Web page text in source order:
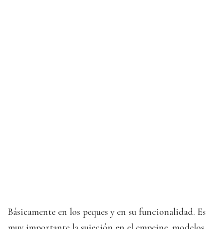
Básicamente en los peques y en su funcionalidad. Es